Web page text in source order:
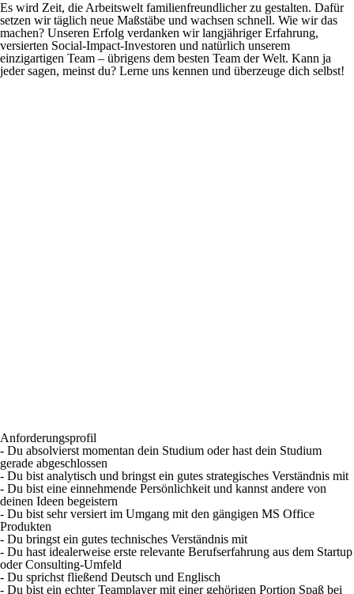
Es wird Zeit, die Arbeitswelt familienfreundlicher zu gestalten. Dafür
setzen wir täglich neue Maßstäbe und wachsen schnell. Wie wir das
machen? Unseren Erfolg verdanken wir langjähriger Erfahrung,
versierten Social-Impact-Investoren und natürlich unserem
einzigartigen Team – übrigens dem besten Team der Welt. Kann ja
jeder sagen, meinst du? Lerne uns kennen und überzeuge dich selbst!
Anforderungsprofil
- Du absolvierst momentan dein Studium oder hast dein Studium
gerade abgeschlossen
- Du bist analytisch und bringst ein gutes strategisches Verständnis mit
- Du bist eine einnehmende Persönlichkeit und kannst andere von
deinen Ideen begeistern
- Du bist sehr versiert im Umgang mit den gängigen MS Office
Produkten
- Du bringst ein gutes technisches Verständnis mit
- Du hast idealerweise erste relevante Berufserfahrung aus dem Startup
oder Consulting-Umfeld
- Du sprichst fließend Deutsch und Englisch
- Du bist ein echter Teamplayer mit einer gehörigen Portion Spaß bei